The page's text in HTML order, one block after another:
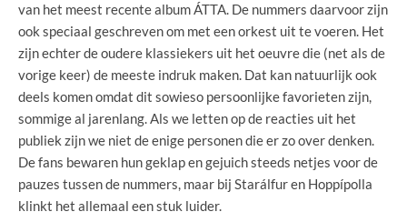
van het meest recente album ÁTTA. De nummers daarvoor zijn
ook speciaal geschreven om met een orkest uit te voeren. Het
zijn echter de oudere klassiekers uit het oeuvre die (net als de
vorige keer) de meeste indruk maken. Dat kan natuurlijk ook
deels komen omdat dit sowieso persoonlijke favorieten zijn,
sommige al jarenlang. Als we letten op de reacties uit het
publiek zijn we niet de enige personen die er zo over denken.
De fans bewaren hun geklap en gejuich steeds netjes voor de
pauzes tussen de nummers, maar bij Starálfur en Hoppípolla
klinkt het allemaal een stuk luider.